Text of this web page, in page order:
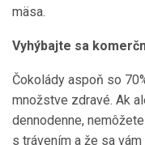
mäsa.
Vyhýbajte sa
Čokolády aspoň so
množstve zdravé. Ak
dennodenne,
s trávením a že sa